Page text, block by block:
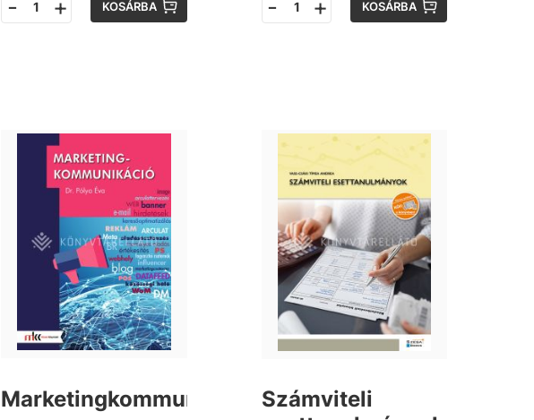
- + KOSÁRBA - + KOSÁRBA
MarketingkommunikációSzámviteli